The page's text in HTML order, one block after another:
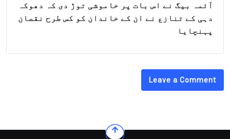
آئمہ بیگ نے اس بات پر خاموشی توڑ دی کہ دھوکہ
دہی کے تنازع نے ان کے خاندان کو کس طرح نقصان
پہنچایا
Leave a Comment